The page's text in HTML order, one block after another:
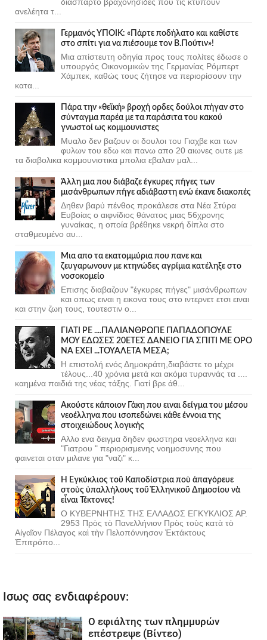
ανελέητα τ...
Γερμανός ΥΠΟΙΚ: «Πάρτε ποδήλατο και καθίστε
στο σπίτι για να πιέσουμε τον Β.Πούτιν»!
Μια απίστευτη οδηγία προς τους πολίτες έδωσε ο
υπουργός Οικονομικών της Γερμανίας Ρόμπερτ
Χάμπεκ, καθώς τους ζήτησε να περιορίσουν την
κατα...
Πάρα την «θεϊκή» βροχή ορδες δούλοι πήγαν στο
σύνταγμα παρέα με τα παράσιτα του κακού
γνωστοί ως κομμουνιστες
Μυαλο δεν βαζουν οι δουλοι του Γιαχβε και των
φυλων του εδω και πανω απο 20 αιωνες ουτε με
τα διαβολικα κομμουνιστικα μπολια εβαλαν μαλ...
Άλλη μια που διάβαζε έγκυρες πήγες των
μισάνθρωπων πήγε αδιάβαστη ενώ έκανε διακοπές
Δηθεν βαρύ πένθος προκάλεσε στα Νέα Στύρα
Ευβοίας ο αιφνίδιος θάνατος μιας 56χρονης
γυναίκας, η οποία βρέθηκε νεκρή δίπλα στο
σταθμευμένο αυ...
Μια απο τα εκατομμύρια που πανε και
ζευγαρωνουν με κτηνώδες αγρίμια κατέληξε στο
νοσοκομείο
Επισης διαβαζουν "έγκυρες πήγες" μισάνθρωπων
και οπως ειναι η εικονα τους στο ιντερνετ ετσι ειναι
και στην ζωη τους, τουτεστιν ο...
ΓΙΑΤΙ ΡΕ ....ΠΑΛΙΑΝΘΡΩΠΕ ΠΑΠΑΔΟΠΟΥΛΕ
ΜΟΥ ΕΔΩΣΕΣ 20ΕΤΕΣ ΔΑΝΕΙΟ ΓΙΑ ΣΠΙΤΙ ΜΕ ΟΡΟ
ΝΑ ΕΧΕΙ ...ΤΟΥΑΛΕΤΑ ΜΕΣΑ;
Η επιστολή ενός Δημοκράτη,διαβάστε το μέχρι
τέλους...40 χρόνια μετά και ακόμα τυραννάς τα ....
καημένα παιδιά της νέας τάξης. Γιατί βρε άθ...
Ακούστε κάποιον Γάκη που ειναι δείγμα του μέσου
νεοέλληνα που ισοπεδώνει κάθε έννοια της
στοιχειώδους λογικής
Αλλο ενα δειγμα δηδεν φωστηρα νεοελληνα και
"Γιατρου " περιορισμενης νοημοσυνης που
φαινεται οταν μιλανε για "ναζι" κ...
Ἡ Ἐγκύκλιος τοῦ Καποδίστρια ποὺ ἀπαγόρευε
στοὺς ὑπαλλήλους τοῦ Ἑλληνικοῦ Δημοσίου νὰ
εἶναι Τέκτονες!
Ο ΚΥΒΕΡΝΗΤΗΣ ΤΗΣ ΕΛΛΑΔΟΣ ΕΓΚΥΚΛΙΟΣ ΑΡ.
2953 Πρὸς τὸ Πανελλήνιον Πρὸς τοὺς κατὰ τὸ
Αἰγαῖον Πέλαγος καὶ τὴν Πελοπόννησον Ἐκτάκτους
Ἐπιτρόπο...